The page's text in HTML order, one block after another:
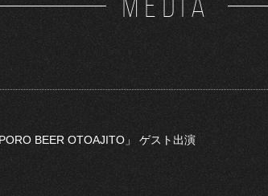
BEER OTOAJITO」 ゲスト出演